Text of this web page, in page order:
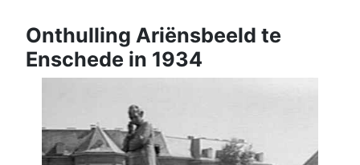
Onthulling Ariënsbeeld te
Enschede in 1934